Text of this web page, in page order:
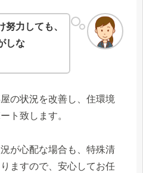
努力しても、
しな
の状況を改善し、住環境
ト致します。
が心配な場合も、特殊清
ますので、安心してお任